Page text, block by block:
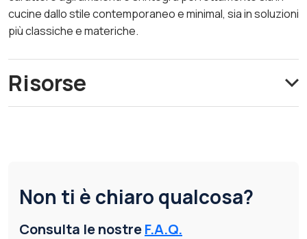
cucine dallo stile contemporaneo e minimal, sia in soluzioni
più classiche e materiche.
Risorse
Non ti è chiaro qualcosa?
Consulta le nostreF.A.Q.